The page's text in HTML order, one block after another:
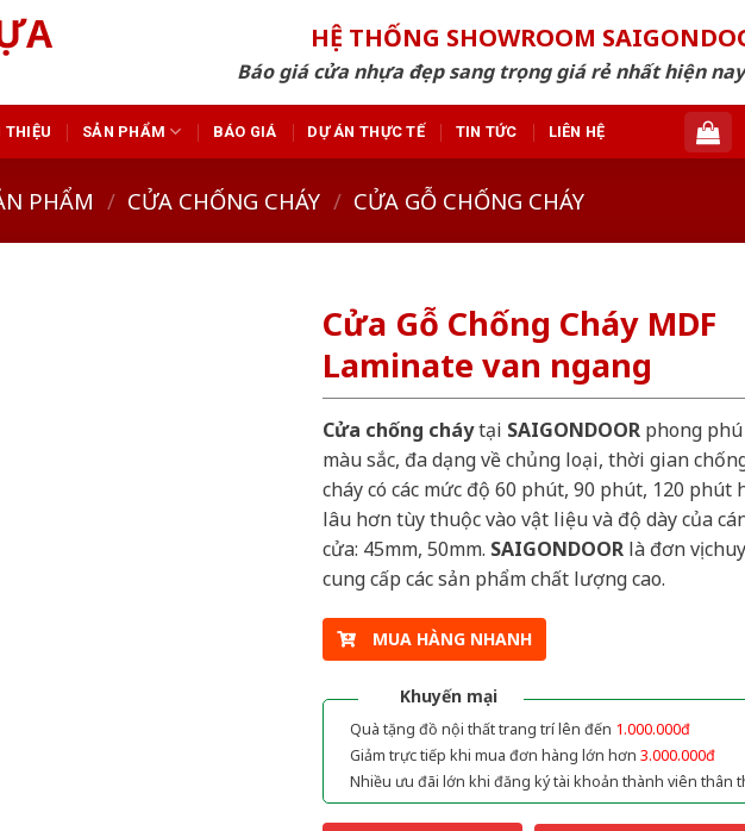
HỆ THỐNG SHOWROOM
Báo giá cửa nhựa đẹp sang trọng giá rẻ nhất hiện nay
THIỆU SẢN PHẨM BÁO GIÁ DỰ ÁN THỰC TẾ TIN TỨC LIÊN HỆ
PHẨM / CỬA CHỐNG CHÁY / CỬA GỖ CHỐNG CHÁY
Cửa Gỗ Chống Cháy MDF
Laminate van ngang
Cửa chống cháytại SAIGONDOORphong phú
màu sắc, đa dạng về chủng loại, thời gian
cháy có các mức độ 60 phút, 90 phút, 120 phút
lâu hơn tùy thuộc vào vật liệu và độ dày của
cửa: 45mm, 50mm. SAIGONDOORlà đơn vị
cung cấp các sản phẩm chất lượng cao.
MUA HÀNG NHANH
Khuyến mại
Quà tặng đồ nội thất trang trí lên đến 1.000.000đ
Giảm trực tiếp khi mua đơn hàng lớn hơn 3.000.000đ
Nhiều ưu đãi lớn khi đăng ký tài khoản thành viên thân